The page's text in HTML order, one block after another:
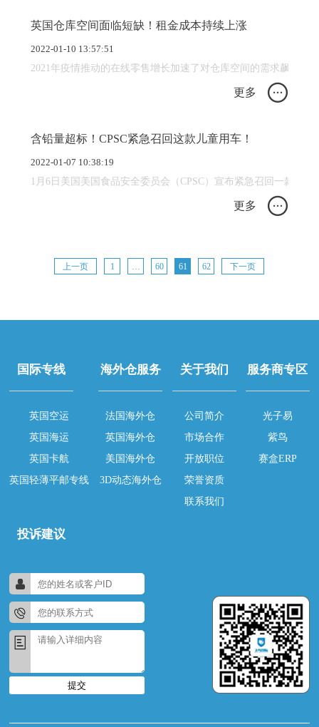
英国仓库空间面临短缺！租金成本持续上涨
2022-01-10 13:57:51
2021年疫情推动的在线零售增长加速了对仓库空间的需求飙升，
更多
含铅量超标！CPSC紧急召回这款儿童用车！
2022-01-07 10:38:19
1月6日美国美国食品安全委员会（CPSC）宣布紧急召回一款产
更多
上一页 1 … 60 61 62 下一页
国际专线
英国空运
英国海运
英国卡航
英国轻薄平邮专线
海外仓服务
法国海外仓
英国海外仓
美国海外仓
3D动态海外仓
关于我们
公司简介
市场合作
开放职位
荣誉资质
联系我们
服务商专区
光子易
紫鸟
赛盒ERP
投诉建议
提交